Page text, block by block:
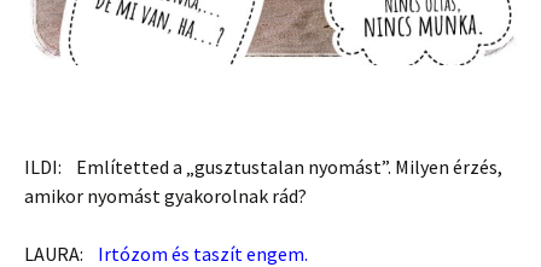
ILDI: Említetted a „gusztustalan nyomást”. Milyen érzés,
amikor nyomást gyakorolnak rád?
LAURA: Irtózom és taszít engem.